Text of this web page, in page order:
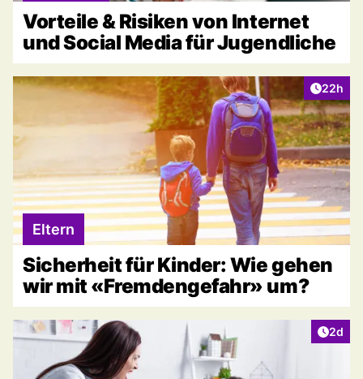
Vorteile & Risiken von Internet
und Social Media für Jugendliche
Artikel
22h
Eltern
Sicherheit für Kinder: Wie gehen
wir mit «Fremdengefahr» um?
2d